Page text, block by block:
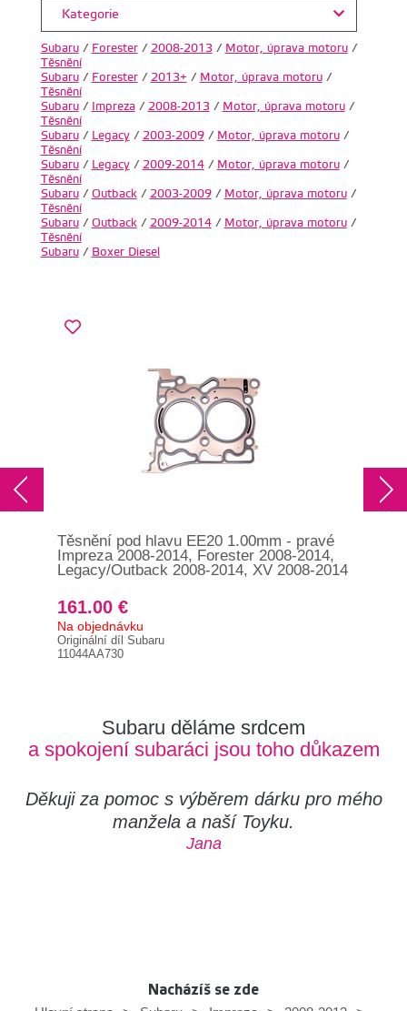
Kategorie
Subaru/ Forester/ 2008-2013/ Motor, úprava motoru/
Těsnění
Subaru/ Forester/ 2013+ / Motor, úprava motoru/
Těsnění
Subaru/ Impreza/ 2008-2013/ Motor, úprava motoru/
Těsnění
Subaru/ Legacy/ 2003-2009/ Motor, úprava motoru/
Těsnění
Subaru/ Legacy/ 2009-2014/ Motor, úprava motoru/
Těsnění
Subaru/ Outback/ 2003-2009/ Motor, úprava motoru/
Těsnění
Subaru/ Outback/ 2009-2014/ Motor, úprava motoru/
Těsnění
Subaru/ Boxer Diesel
Těsnění pod hlavu EE20 1.00mm - pravé
Impreza 2008-2014, Forester 2008-2014,
Legacy/Outback 2008-2014, XV 2008-2014
161.00 €
Na objednávku
Originální díl Subaru
11044AA730
Subaru děláme srdcem
a spokojení subaráci jsou toho důkazem
Děkuji za pomoc s výběrem dárku pro mého
manžela a naší Toyku.
Jana
Nacházíš se zde